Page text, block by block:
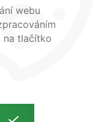
webu
na tlačítko